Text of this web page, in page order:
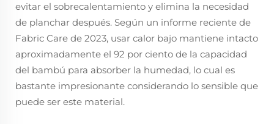
evitar el sobrecalentamiento y elimina la necesidad
de planchar después. Según un informe reciente de
Fabric Care de 2023, usar calor bajo mantiene intacto
aproximadamente el 92 por ciento de la capacidad
del bambú para absorber la humedad, lo cual es
bastante impresionante considerando lo sensible que
puede ser este material.